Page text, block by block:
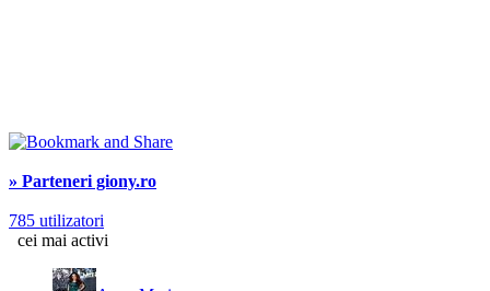
» Parteneri giony.ro
785 utilizatori
cei mai activi